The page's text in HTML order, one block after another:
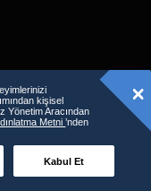
kişisel
Yönetim Aracından
Metni’nden
Kabul Et